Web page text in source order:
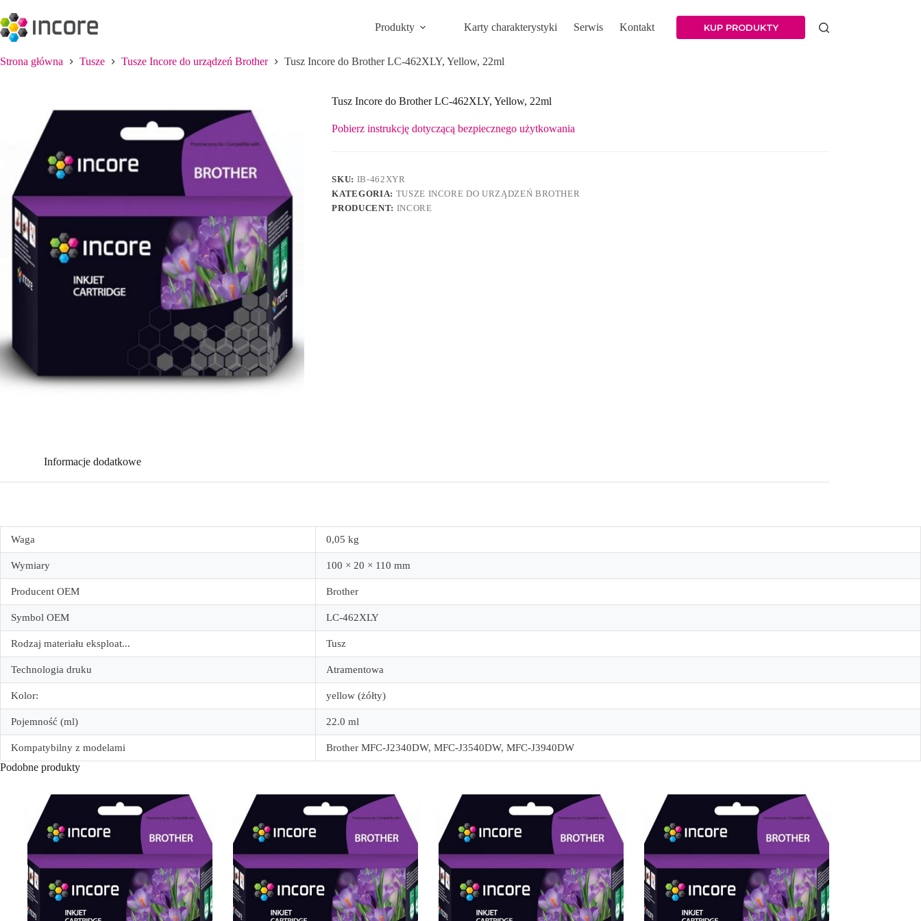
do
treści
Produkty Karty charakterystyki Serwis Kontakt KUP PRODUKTY
Strona główna Tusze Tusze Incore do urządzeń Brother Tusz Incore do Brother LC-462XLY, Yellow, 22ml
Tusz Incore do Brother LC-462XLY, Yellow, 22ml
Pobierz instrukcję dotyczącą bezpiecznego użytkowania
SKU: IB-462XYR
KATEGORIA: TUSZE INCORE DO URZĄDZEŃ BROTHER
PRODUCENT: INCORE
Informacje dodatkowe
Waga 0,05 kg
Wymiary 100 × 20 × 110 mm
Producent OEM Brother
Symbol OEM LC-462XLY
Rodzaj materiału eksploat... Tusz
Technologia druku Atramentowa
Kolor: yellow (żółty)
Pojemność (ml) 22.0 ml
Kompatybilny z modelami Brother MFC-J2340DW, MFC-J3540DW, MFC-J3940DW
Podobne produkty